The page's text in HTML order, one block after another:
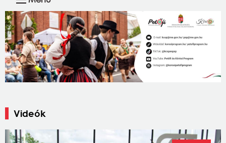
navigáció
Videók